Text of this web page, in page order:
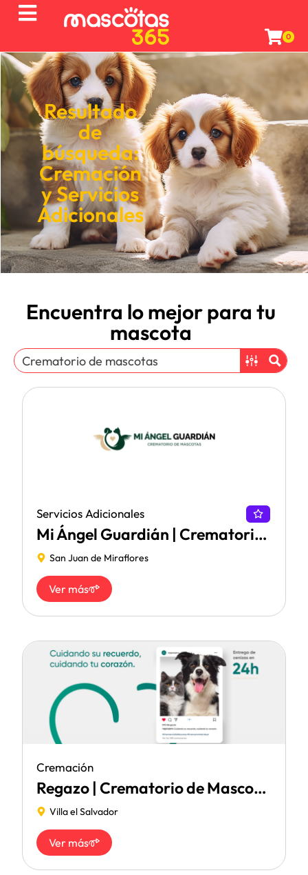
0
Resultado
de
búsqueda:
Cremación
yServicios
Adicionales
Encuentra lo mejor para tu
mascota
Servicios Adicionales
Mi Ángel Guardián | Crematorio de Mascotas
San Juan de Miraflores
Ver más
Cremación
Regazo | Crematorio de Mascotas
Villa el Salvador
Ver más